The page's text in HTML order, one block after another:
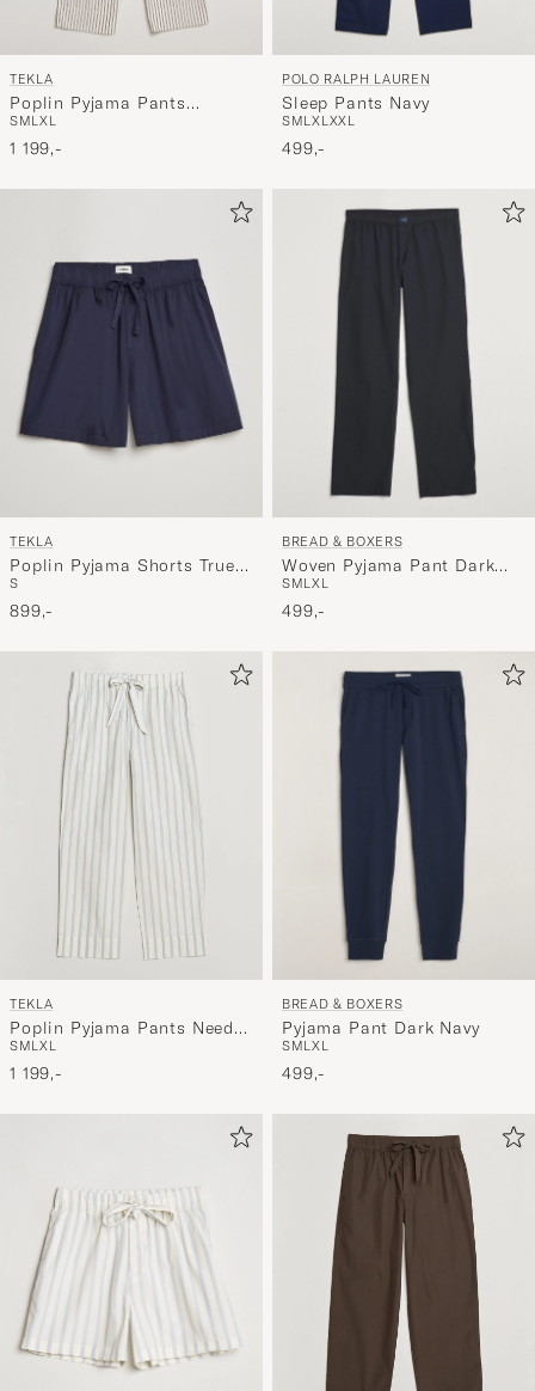
TEKLA
Poplin Pyjama Pants
Hopper Stripes
SMLXL
1 199,-
POLO RALPH LAUREN
Sleep Pants Navy
SMLXLXXL
499,-
TEKLA
Poplin Pyjama Shorts True
Navy
S
899,-
BREAD & BOXERS
Woven Pyjama Pant Dark
Navy
SMLXL
499,-
TEKLA
Poplin Pyjama Pants Needle
Stripes
SMLXL
1 199,-
BREAD & BOXERS
Pyjama Pant Dark Navy
SMLXL
499,-